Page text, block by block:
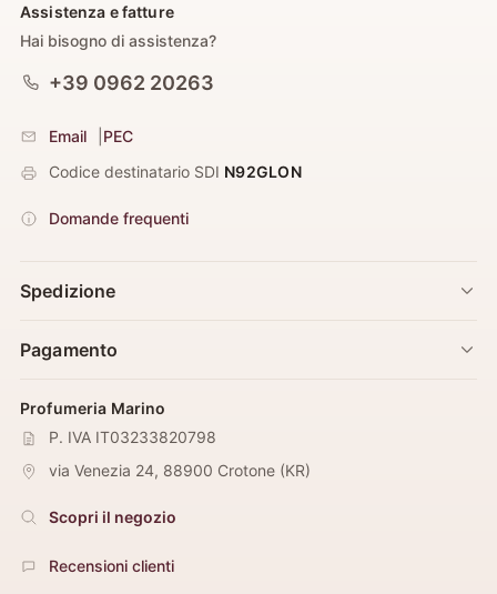
Assistenza e fatture
Hai bisogno di assistenza?
+39 0962 20263
Email
PEC
Codice destinatario SDI N92GLON
Domande frequenti
Spedizione
Pagamento
Profumeria Marino
P. IVA IT03233820798
via Venezia 24, 88900 Crotone (KR)
Scopri il negozio
Recensioni clienti